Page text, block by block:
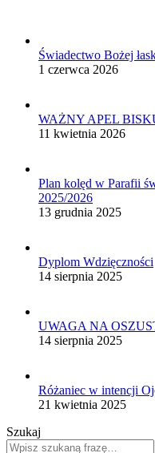
Świadectwo Bożej
1 czerwca 2026
WAŻNY APEL
11 kwietnia 2026
Plan kolęd w Parafii
2025/2026
13 grudnia 2025
Dyplom Wdzięczności
14 sierpnia 2025
UWAGA NA
14 sierpnia 2025
Różaniec w intencji
21 kwietnia 2025
Szukaj
Szukaj: